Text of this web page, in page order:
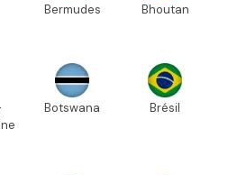
Bermudes Bhoutan
Botswana Brésil